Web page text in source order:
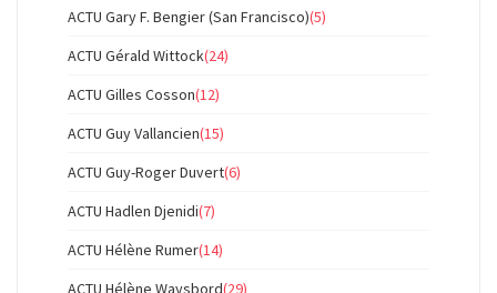
ACTU Gary F. Bengier (San Francisco)(5)
ACTU Gérald Wittock(24)
ACTU Gilles Cosson(12)
ACTU Guy Vallancien(15)
ACTU Guy-Roger Duvert(6)
ACTU Hadlen Djenidi(7)
ACTU Hélène Rumer(14)
ACTU Hélène Waysbord(29)